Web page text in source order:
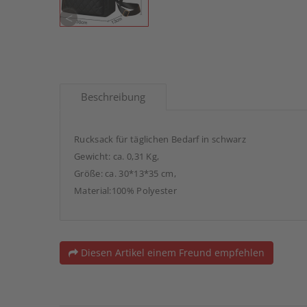
<
Beschreibung
Rucksack für täglichen Bedarf in schwarz
Gewicht: ca. 0,31 Kg,
Größe: ca. 30*13*35 cm,
Material:100% Polyester
Diesen Artikel einem Freund empfehlen